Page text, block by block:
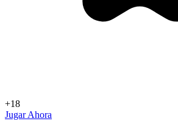
+18
Jugar Ahora